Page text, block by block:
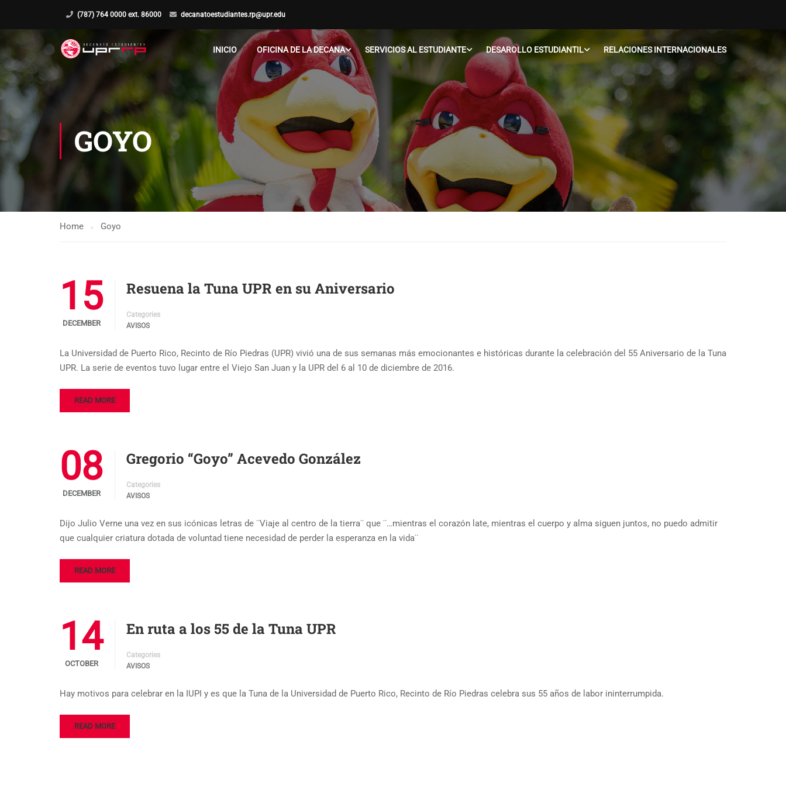
(787) 764 0000 ext. 86000 decanatoestudiantes.rp@upr.edu
INICIO OFICINA DE LA DECANA SERVICIOS AL ESTUDIANTE DESAROLLO ESTUDIANTIL RELACIONES INTERNACIONALES
GOYO
Home Goyo
15
DECEMBER
Resuena la Tuna UPR en su Aniversario
Categories
AVISOS
La Universidad de Puerto Rico, Recinto de Río Piedras (UPR) vivió una de sus semanas más emocionantes e históricas durante la celebración del 55 Aniversario de la Tuna
UPR. La serie de eventos tuvo lugar entre el Viejo San Juan y la UPR del 6 al 10 de diciembre de 2016.
READ MORE
08
DECEMBER
Gregorio “Goyo” Acevedo González
Categories
AVISOS
Dijo Julio Verne una vez en sus icónicas letras de ¨Viaje al centro de la tierra¨ que ¨…mientras el corazón late, mientras el cuerpo y alma siguen juntos, no puedo admitir
que cualquier criatura dotada de voluntad tiene necesidad de perder la esperanza en la vida¨
READ MORE
14
OCTOBER
En ruta a los 55 de la Tuna UPR
Categories
AVISOS
Hay motivos para celebrar en la IUPI y es que la Tuna de la Universidad de Puerto Rico, Recinto de Río Piedras celebra sus 55 años de labor ininterrumpida.
READ MORE